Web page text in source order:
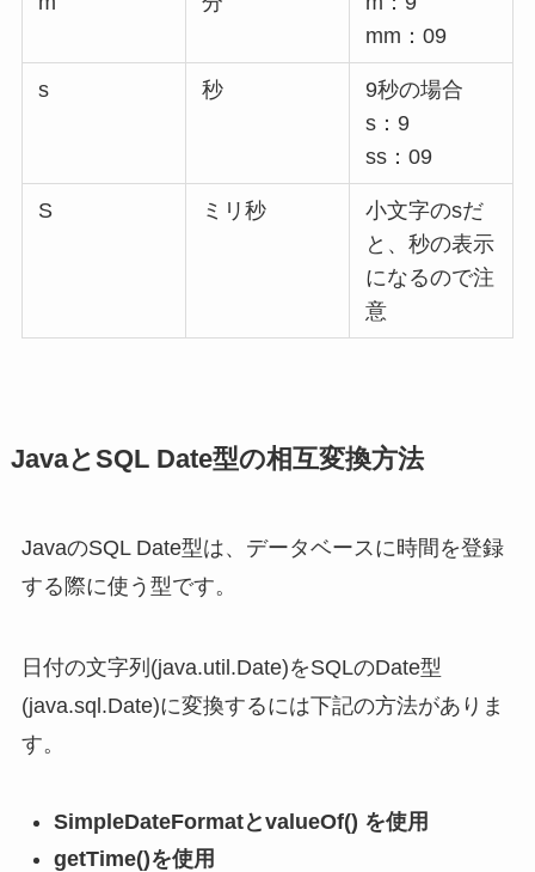
mm：09
s 秒
9秒の場合
s：9
ss：09
S ミリ秒
小文字のsだ
と、秒の表示
になるので注
意
JavaとSQL Date型の相互変換方法
JavaのSQL Date型は、データベースに時間を登録
する際に使う型です。
日付の文字列(java.util.Date)をSQLのDate型
(java.sql.Date)に変換するには下記の方法がありま
す。
SimpleDateFormatとvalueOf() を使用
getTime()を使用